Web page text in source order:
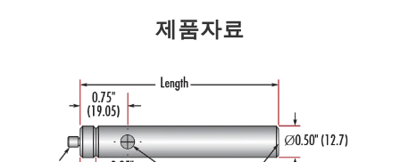
제품자료